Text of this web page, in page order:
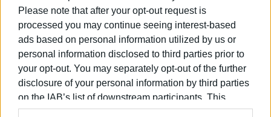
Please note that after your opt-out request is
processed you may continue seeing interest-based
ads based on personal information utilized by us or
personal information disclosed to third parties prior to
your opt-out. You may separately opt-out of the further
disclosure of your personal information by third parties
on the IAB’s list of downstream participants. This
information may also be disclosed by us to third parties
Χάουαρντ Ζιν, μια παράσταση που σφράγισε τη
δημιουργική ωριμότητα του ηθοποιού και γνώρισε
ιδιαίτερη απήχηση στο νησί. Η σχέση του με την
Κέρκυρα χαρακτηριζόταν από αμοιβαία εκτίμηση και
μια τρυφερότητα που πολλοί από όσους τον γνώρισαν
θυμούνται μέχρι σήμερα.
Ο θάνατός του κλείνει ένα ακόμη κεφάλαιο της γενιάς